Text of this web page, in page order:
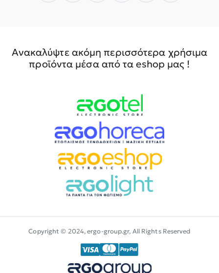
Ανακαλύψτε ακόμη περισσότερα χρήσιμα
προϊόντα μέσα από τα eshop μας !
Copyright © 2024, ergo-group.gr, All Rights Reserved